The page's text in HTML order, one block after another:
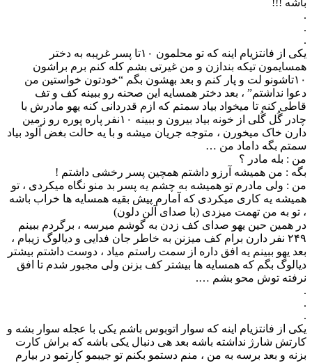
باشه !!!
.
.
.
یکی از فانتزیام اینه که تو محلمون ۱۰تا پسر غریبه به دختر
همسایمون تیکه بندازن و من غیرتی بشم کله کنم برم براشون
۱۰تاشونو لت و پار کنم و بعد بهشون بگم “خودتون خواستین من
دعوا نداشتم” ، بعد دختر همسایه این صحنه رو ببینه کف و تف
قاطی کنه تا میخواد بیاد سمتم که ازم قدردانی کنه یهو مادرش با
چادر گُل گُلی از خونه بیاد بیرون و ببینه ۱۰نفر پاره پوره رو زمین
دارن خاک میخورن ، متوجه جریان میشه و با یه حالت بغض آلود بیاد
سمتم بگه داماد من …
من : بله مادر ؟
بگه : من همیشه آرزو داشتم همچین پسر رخشی داشتم !
من : ولی مادرم تو همیشه به چشم یه پسر بد منو نگاه میکردی ، تو
همیشه یه کاری میکردی که آمارم پیش بقیه همسایه ها خراب باشه
، تو به من تهمت میزدی (با صدای آلن دلون)
در همین حین یهو صدای کف زدن به گوشم میرسه ، برگردم ببینم
۲۴۹ نفر دارن برام کف میزنن به خاطر جان فدایی و دیالوگ زیبام ،
بعد یهو ببینم یه افق داره از سمت راستم میاد ، دوست داشتم بیشتر
دیالوگ بگم که همسایه ها بیشتر کف بزنن ولی مجبور شدم تا افق
نرفته توش محو بشم ….
.
.
.
یکی از فانتزیام اینه که سوار اتوبوس باشم یکی با عجله سوار بشه و
کارتش شارژ نداشته باشه بعد هی دنبال یکی باشه که براش کارت
بزنه و بعد برسه به من ، منم دستمو بکنم تو جیبمو کارتمو در بیارم